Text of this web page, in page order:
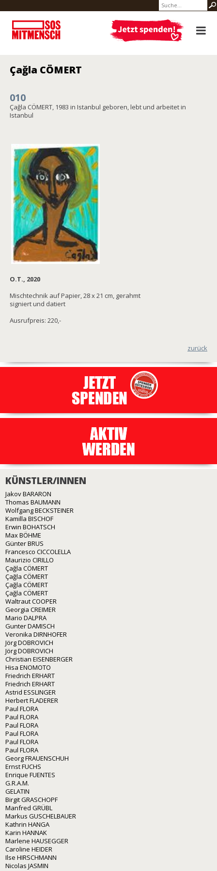
Çağla CÖMERT
010
Çağla CÖMERT, 1983 in Istanbul geboren, lebt und arbeitet in
Istanbul
O.T., 2020
Mischtechnik auf Papier, 28 x 21 cm, gerahmt
signiert und datiert
Ausrufpreis: 220,-
zurück
KÜNSTLER/INNEN
Jakov BARARON
Thomas BAUMANN
Wolfgang BECKSTEINER
Kamilla BISCHOF
Erwin BOHATSCH
Max BÖHME
Günter BRUS
Francesco CICCOLELLA
Maurizio CIRILLO
Çağla CÖMERT
Çağla CÖMERT
Çağla CÖMERT
Çağla CÖMERT
Waltraut COOPER
Georgia CREIMER
Mario DALPRA
Gunter DAMISCH
Veronika DIRNHOFER
Jörg DOBROVICH
Jörg DOBROVICH
Christian EISENBERGER
Hisa ENOMOTO
Friedrich ERHART
Friedrich ERHART
Astrid ESSLINGER
Herbert FLADERER
Paul FLORA
Paul FLORA
Paul FLORA
Paul FLORA
Paul FLORA
Paul FLORA
Georg FRAUENSCHUH
Ernst FUCHS
Enrique FUENTES
G.R.A.M.
GELATIN
Birgit GRASCHOPF
Manfred GRÜBL
Markus GUSCHELBAUER
Kathrin HANGA
Karin HANNAK
Marlene HAUSEGGER
Caroline HEIDER
Ilse HIRSCHMANN
Nicolas JASMIN